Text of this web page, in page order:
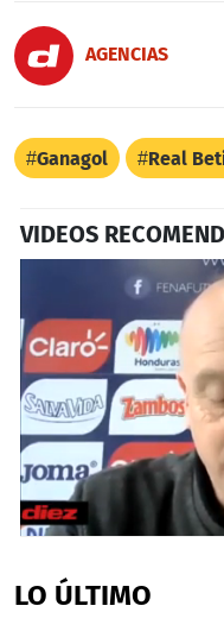
AGENCIAS
Ganagol Real
VIDEOS
of
48
LO ÚLTIMO